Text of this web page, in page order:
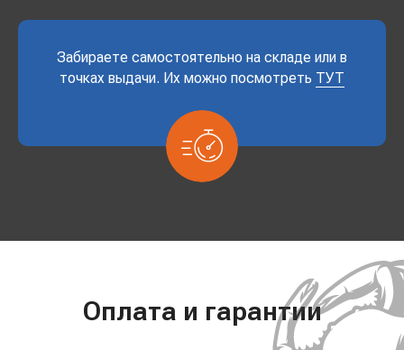
Забираете самостоятельно на складе или в
точках выдачи. Их можно посмотреть ТУТ
Оплата и гарантии